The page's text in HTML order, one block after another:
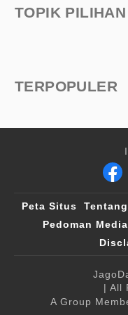
TOPIK PILIHAN
TERPOPULER
Peta Situs
Pedoman
| All
A Group